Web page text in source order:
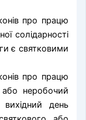
про працю
солідарності
є святковими
про працю
неробочий
день